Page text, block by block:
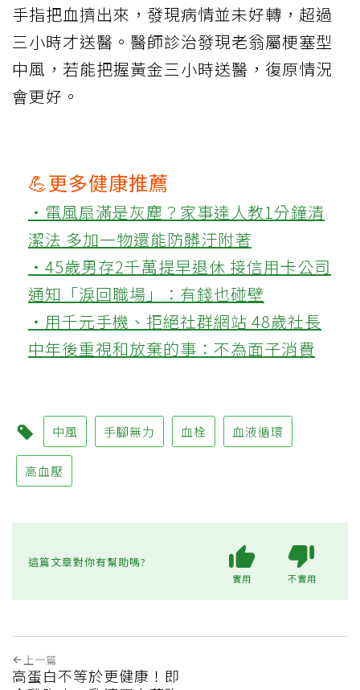
手指把血擠出來，發現病情並未好轉，超過
三小時才送醫。醫師診治發現老翁屬梗塞型
中風，若能把握黃金三小時送醫，復原情況
會更好。
💪更多健康推薦
‧電風扇滿是灰塵？家事達人教1分鐘清
潔法 多加一物還能防髒汙附著
‧45歲男存2千萬提早退休 接信用卡公司
通知「淚回職場」：有錢也碰壁
‧用千元手機、拒絕社群網站 48歲社長
中年後重視和放棄的事：不為面子消費
中風 手腳無力 血栓 血液循環
高血壓
這篇文章對你有幫助嗎?
實用 不實用
上一篇
高蛋白不等於更健康！即